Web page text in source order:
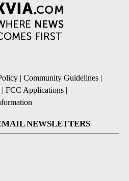
| Community Guidelines |
| FCC Applications |
NEWSLETTERS